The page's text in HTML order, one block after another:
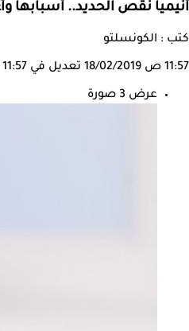
أنيميا نقص الحديد.. أسبابها
كتب : الكونسلتو
11:57 ص 18/02/2019 تعديل في 11:57 ص
عرض 3 صورة